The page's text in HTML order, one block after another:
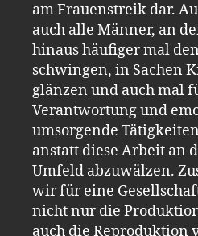
am Frauenstreik dar.
auch alle Männer, an
hinaus häufiger mal
schwingen, in Sachen
glänzen und auch mal
Verantwortung und
umsorgende
anstatt diese Arbeit an
Umfeld abzuwälzen.
wir für eine
nicht nur die
auch die Reproduktion